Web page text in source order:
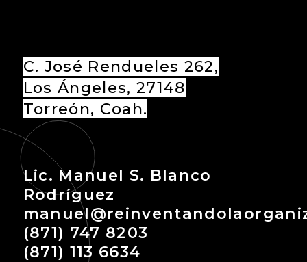
C. José Rendueles 262,
Los Ángeles, 27148
Torreón, Coah.
Lic. Manuel S. Blanco
Rodríguez
(871) 747 8203
(871) 113 6634